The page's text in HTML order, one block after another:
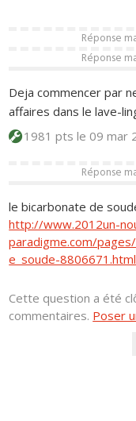
Réponse
Réponse
Deja commencer par
affaires dans le lave-
1981 ptsle 09 mar
Réponse
le bicarbonate de
http://www.2012un-
paradigme.com/
e_soude-8806671.html
Cette question a été
commentaires. Poser